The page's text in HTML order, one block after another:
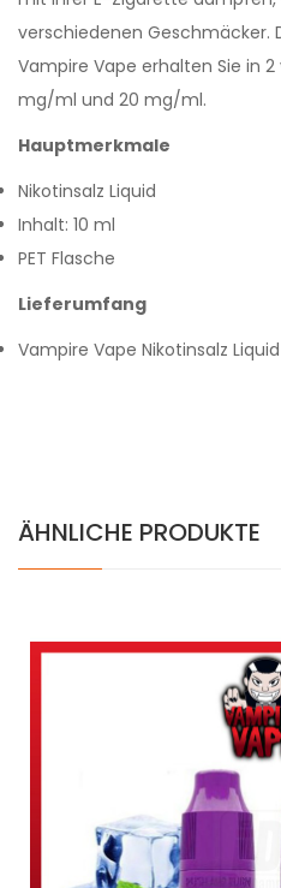
verschiedenen Geschmäcker.
Vampire Vape erhalten Sie in
mg/ml und 20 mg/ml.
Hauptmerkmale
Nikotinsalz Liquid
Inhalt: 10 ml
PET Flasche
Lieferumfang
Vampire Vape Nikotinsalz
ÄHNLICHE PRODUKTE